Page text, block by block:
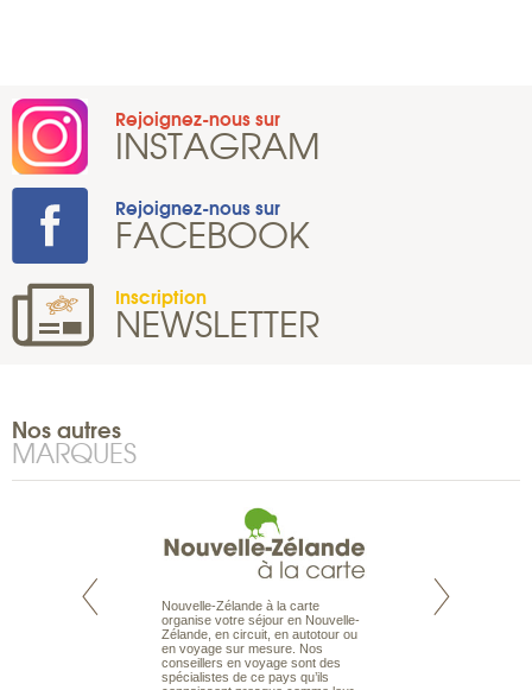
Rejoignez-nous sur
INSTAGRAM
Rejoignez-nous sur
FACEBOOK
Inscription
NEWSLETTER
Nos autres
MARQUES
est le spécialiste
Nouvelle-Zélande à la carte
organise votre séjour en Nouvelle-
Zélande, en circuit, en autotour ou
en voyage sur mesure. Nos
conseillers en voyage sont des
spécialistes de ce pays qu’ils
Notre site